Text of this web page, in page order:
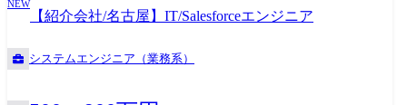
NEW
【紹介会社/名古屋】IT/Salesforceエンジニア
システムエンジニア（業務系）